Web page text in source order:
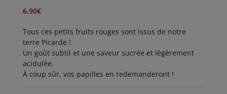
6.90€
Tous ces petits fruits rouges sont issus de notre
terre Picarde !
Un goût subtil et une saveur sucrée et légèrement
acidulée.
À coup sûr, vos papilles en redemanderont !